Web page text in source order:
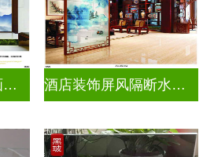
夹丝夹绢水墨山水画玻璃 酒店装饰屏风隔断水墨山水画玻璃